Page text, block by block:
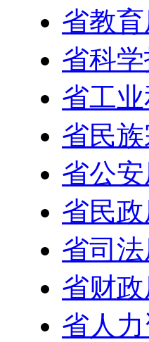
省教
省科
省工
省民
省公
省民
省司
省财
省人